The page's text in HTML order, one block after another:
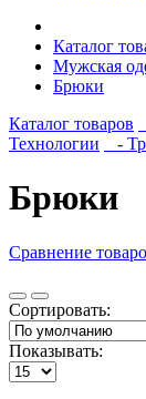
Каталог
Мужская
Брюки
Каталог товаров
Технологии
-
Брюки
Сравнение
Сортировать:
Показывать: